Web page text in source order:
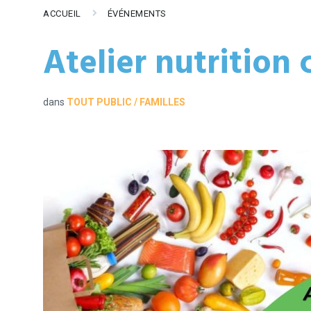
ACCUEIL ÉVÉNEMENTS
Atelier nutrition
dans TOUT PUBLIC / FAMILLES